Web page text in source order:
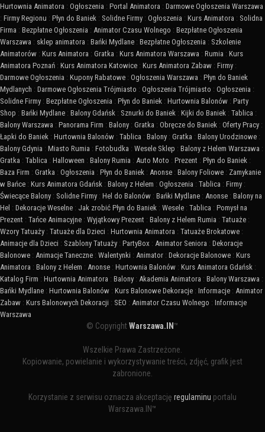
Hurtownia Animatora : Ogłoszenia : Portal Animatora : Darmowe Ogłoszenia Warszawa
: Firmy Regionu : Płyn do Baniek : Solidne Firmy : Ogłoszenia : Kurs Animatora : Solidna
Firma : Bezpłatne Ogłoszenia : Animator Czasu Wolnego : Bezpłatne Ogłoszenia
Warszawa : sklep animatora : Bańki Mydlane : Bezpłatne Ogłoszenia : Szkolenie
Animatorów : Kurs Animatora : Gratka : Kurs Animatora Warszawa : Rumia : Kurs
Animatora Poznań : Kurs Animatora Katowice : Kurs Animatora Zabaw : Firmy :
Darmowe Ogłoszenia : Kupony Rabatowe : Ogłoszenia Warszawa : Płyn do Baniek
Mydlanych : Darmowe Ogłoszenia Trójmiasto : Ogłoszenia Trójmiasto : Ogłoszenia :
Solidne Firmy : Bezpłatne Ogłoszenia : Płyn do Baniek : Hurtownia Balonów : Party
Shop : Bańki Mydlane : Balony Gdańsk : Sznurki do Baniek : Kijki do Baniek : Tablica :
Balony Warszawa : Panorama Firm : Balony : Gratka : Obręcze do Baniek : Oferty Pracy :
Łapki do Baniek : Hurtownia Balonów : Tablica : Balony : Gratka : Balony Urodzinowe :
Balony Gdynia : Miasto Rumia : Fotobudka : Wesele Sklep : Balony z Helem Warszawa :
Gratka : Tablica : Halloween : Balony Rumia : Auto Moto : Prezent : Płyn do Baniek :
Baza Firm : Gratka : Ogłoszenia : Płyn do Baniek : Anonse : Balony Foliowe : Zamykanie
w Bańce : Kurs Animatora Gdańsk : Balony z Helem : Ogłoszenia : Tablica : Firmy :
Świecące Balony : Solidne Firmy : Hel do Balonów : Bańki Mydlane : Anonse : Balony na
Hel : Dekoracje Weselne : Jak zrobić Płyn do Baniek : Wesele : Tablica : Pomysł na
Prezent : Tańce Animacyjne : Wyjątkowy Prezent : Balony z Helem Rumia : Tatuaże :
Wzory Tatuaży : Tatuaże dla Dzieci : Hurtownia Animatora : Tatuaże Brokatowe :
Animacje dla Dzieci : Szablony Tatuaży : PartyBox : Animator Seniora : Dekoracje
Balonowe : Animacje Taneczne : Walentynki : Animator : Dekoracje Balonowe : Kurs
Animatora : Balony z Helem : Anonse : Hurtownia Balonów : Kurs Animatora Gdańsk :
Katalog Firm : Hurtownia Animatora : Balony : Akademia Animatora : Balony Warszawa :
Bańki Mydlane : Hurtownia Balonów : Kurs Balonowe Dekoracje : Informacje : Animator
Zabaw : Kurs Balonowych Dekoracji : SEO : Animator Czasu Wolnego : Informacje
Warszawa
© CopyrightWarszawa.IN ™
Wszelkie Prawa Zastrzeżone.
Kopiowanie, powielanie i wykorzystywanie treści, zdjęć, grafik jest
zabronione.
Korzystanie z serwisu oznacza akceptację regulaminu portalu
Warszawa.IN™